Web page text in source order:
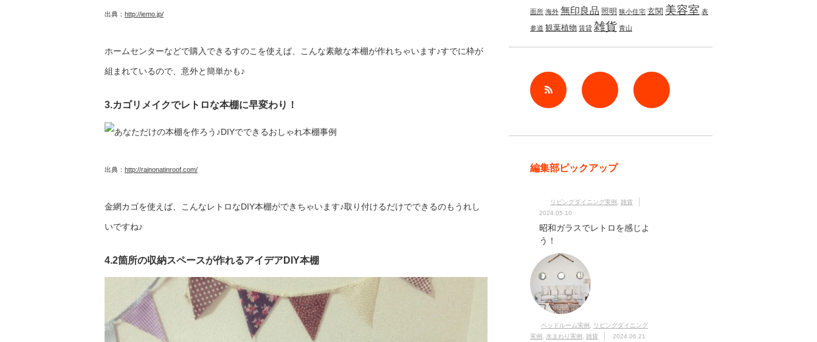
出典： http://iemo.jp/
ホームセンターなどで購入できるすのこを使えば、こんな素敵な本棚が作れちゃいます♪すでに枠が
組まれているので、意外と簡単かも♪
3.カゴリメイクでレトロな本棚に早変わり！
出典： http://rainonatinroof.com/
金網カゴを使えば、こんなレトロなDIY本棚ができちゃいます♪取り付けるだけでできるのもうれし
いですね♪
4.2箇所の収納スペースが作れるアイデアDIY本棚
面所 海外 無印良品 照明 狭小住宅 玄関 美容室 表
参道 観葉植物 賃貸 雑貨 青山
Twitter
編集部ピックアップ
リビングダイニング実例
雑貨
2024.05.10
昭和ガラスでレトロを感じよ
う！
ベッドルーム実例
リビングダイニング
実例
水まわり実例 雑貨 2024.06.21